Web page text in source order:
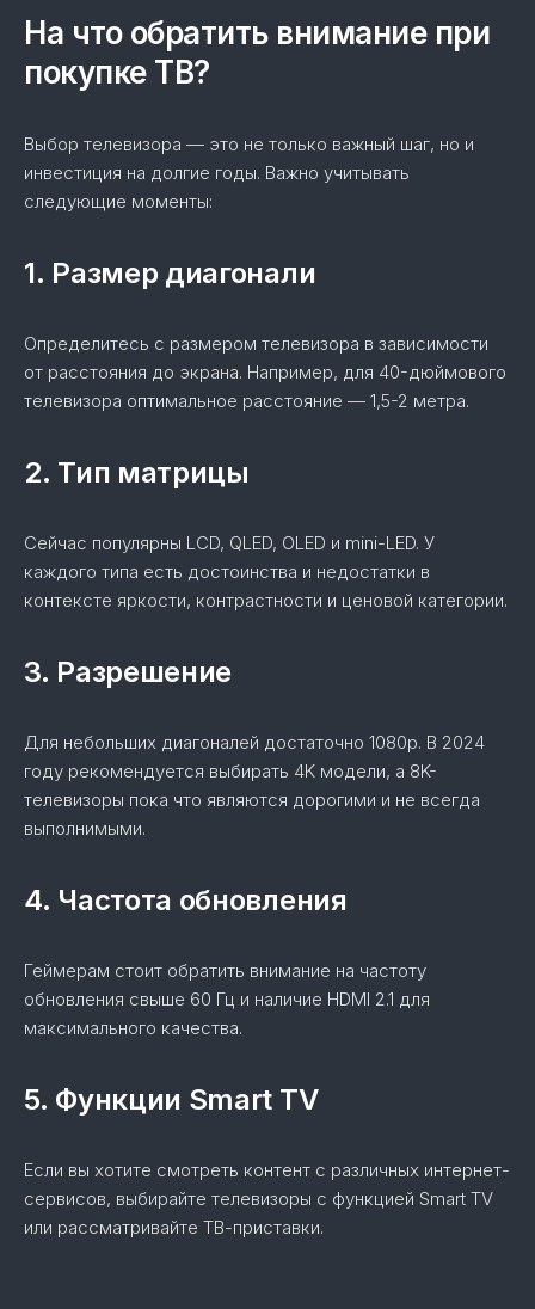
На что обратить внимание при
покупке ТВ?
Выбор телевизора — это не только важный шаг, но и
инвестиция на долгие годы. Важно учитывать
следующие моменты:
1. Размер диагонали
Определитесь с размером телевизора в зависимости
от расстояния до экрана. Например, для 40-дюймового
телевизора оптимальное расстояние — 1,5-2 метра.
2. Тип матрицы
Сейчас популярны LCD, QLED, OLED и mini-LED. У
каждого типа есть достоинства и недостатки в
контексте яркости, контрастности и ценовой категории.
3. Разрешение
Для небольших диагоналей достаточно 1080p. В 2024
году рекомендуется выбирать 4K модели, а 8K-
телевизоры пока что являются дорогими и не всегда
выполнимыми.
4. Частота обновления
Геймерам стоит обратить внимание на частоту
обновления свыше 60 Гц и наличие HDMI 2.1 для
максимального качества.
5. Функции Smart TV
Если вы хотите смотреть контент с различных интернет-
сервисов, выбирайте телевизоры с функцией Smart TV
или рассматривайте ТВ-приставки.